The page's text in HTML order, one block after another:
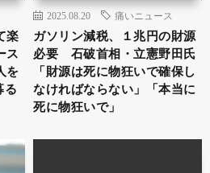
楽
ス
を
る
2025.08.20 痛いニュース
ガソリン減税、１兆円の財源
必要 石破首相・立憲野田氏
「財源は死に物狂いで確保し
なければならない」「本当に
死に物狂いで」